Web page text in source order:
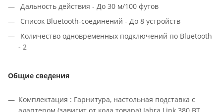
Дальность действия - До 30 м/100 футов
Список Bluetooth-соединений - До 8 устройств
Количество одновременных подключений по Bluetooth
- 2
Общие сведения
Комплектация : Гарнитура, настольная подставка с
адаптером (зависит от кода товара) Jabra Link 380 BT,